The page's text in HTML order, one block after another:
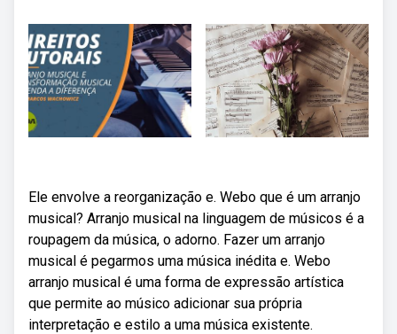
Ele envolve a reorganização e. Webo que é um arranjo
musical? Arranjo musical na linguagem de músicos é a
roupagem da música, o adorno. Fazer um arranjo
musical é pegarmos uma música inédita e. Webo
arranjo musical é uma forma de expressão artística
que permite ao músico adicionar sua própria
interpretação e estilo a uma música existente.